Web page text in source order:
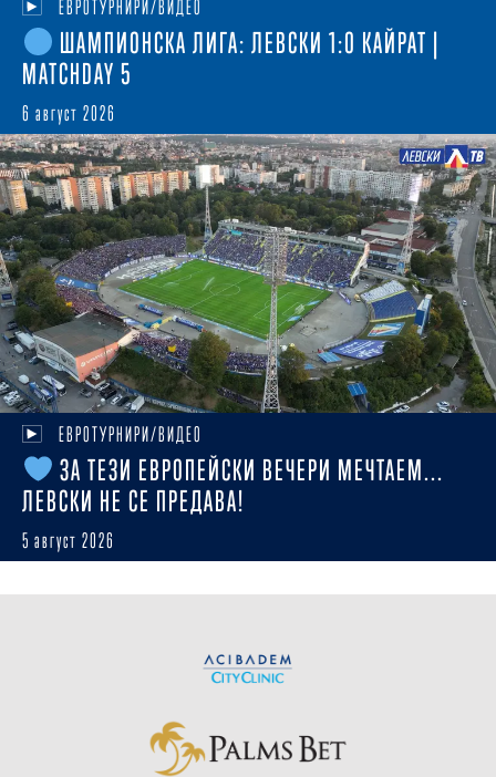
ЕВРОТУРНИРИ/ВИДЕО
ШАМПИОНСКА ЛИГА: ЛЕВСКИ 1:0 КАЙРАТ |
MATCHDAY 5
6 август 2026
ЕВРОТУРНИРИ/ВИДЕО
ЗА ТЕЗИ ЕВРОПЕЙСКИ ВЕЧЕРИ МЕЧТАЕМ...
ЛЕВСКИ НЕ СЕ ПРЕДАВА!
5 август 2026